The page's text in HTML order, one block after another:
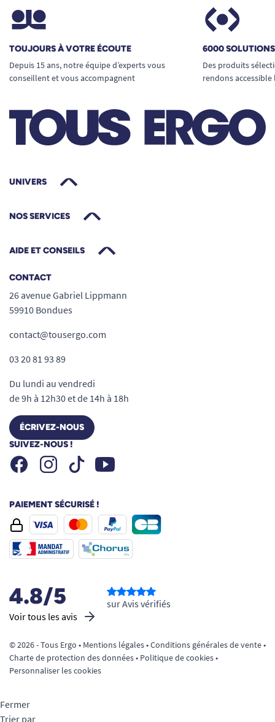
TOUJOURS À VOTRE ÉCOUTE
Depuis 15 ans, notre équipe d’experts vous
conseillent et vous accompagnent
6000
Des produits
rendons
UNIVERS
NOS SERVICES
AIDE ET CONSEILS
CONTACT
26 avenue Gabriel Lippmann
59910 Bondues
contact@tousergo.com
03 20 81 93 89
Du lundi au vendredi
de 9h à 12h30 et de 14h à 18h
ÉCRIVEZ-NOUS
SUIVEZ-NOUS !
FacebookInstagramTiktok Youtube
PAIEMENT SÉCURISÉ !
4.8/5
Voir tous les avis
sur Avis vérifiés
© 2026 - Tous Ergo • Mentions légales•Conditions générales de vente•
Charte de protection des données• Politique de cookies•
Personnaliser les cookies
Fermer
Trier par